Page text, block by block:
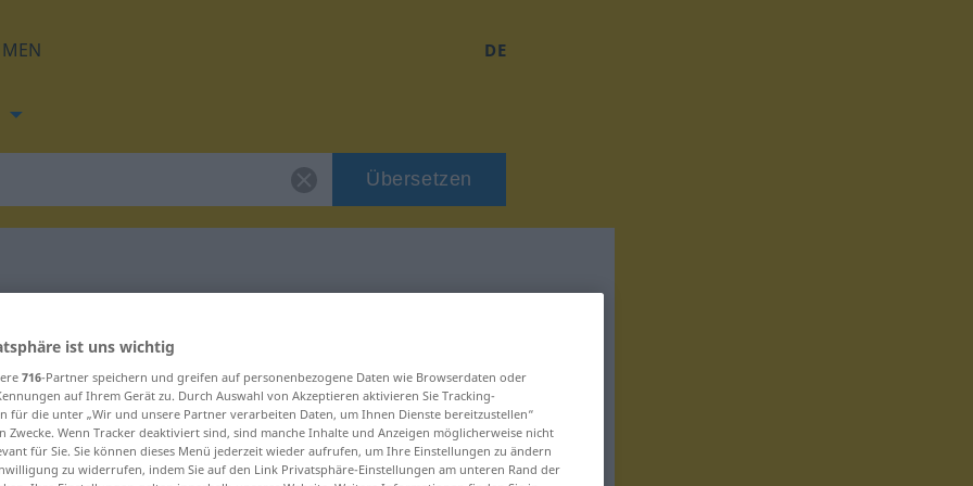
DE
Übersetzen
für "gestatten"
ist uns wichtig
716-Partner speichern und greifen auf personenbezogene Daten wie Browserdaten oder
auf Ihrem Gerät zu. Durch Auswahl von Akzeptieren aktivieren Sie Tracking-
für die unter „Wir und unsere Partner verarbeiten Daten, um Ihnen Dienste bereitzustellen“
Zwecke. Wenn Tracker deaktiviert sind, sind manche Inhalte und Anzeigen möglicherweise nicht
für Sie. Sie können dieses Menü jederzeit wieder aufrufen, um Ihre Einstellungen zu ändern
zu widerrufen, indem Sie auf den Link Privatsphäre-Einstellungen am unteren Rand der